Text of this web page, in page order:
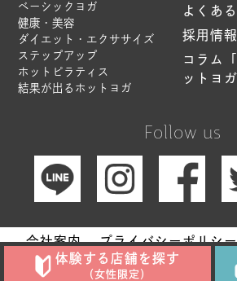
Follow us
ベーシックヨガ
健康・美容
ダイエット・エクササイズ
ステップアップ
ホットピラティス
結果が出るホットヨガ
よくあ
採用情報
コラム
ットヨガ
会社案内 プライバシーポリシー
サイトマップ
Copyright © Hot Yoga Studio loIve. All
体験する店舗を探す
（女性限定）